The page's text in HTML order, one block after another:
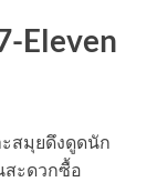
Eleven
ะสมุยดึงดูดนัก
สะดวกซื้อ